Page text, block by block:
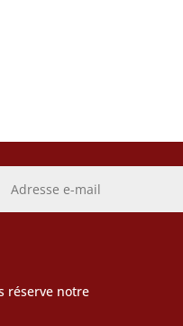
réserve notre